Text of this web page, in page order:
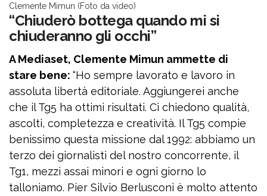
Clemente Mimun (Foto da video)
“Chiuderò bottega quando mi si
chiuderanno gli occhi”
A Mediaset, Clemente Mimun ammette di
stare bene: “Ho sempre lavorato e lavoro in
assoluta libertà editoriale. Aggiungerei anche
che il Tg5 ha ottimi risultati. Ci chiedono qualità,
ascolti, completezza e creatività. Il Tg5 compie
benissimo questa missione dal 1992: abbiamo un
terzo dei giornalisti del nostro concorrente, il
Tg1, mezzi assai minori e ogni giorno lo
talloniamo. Pier Silvio Berlusconi è molto attento